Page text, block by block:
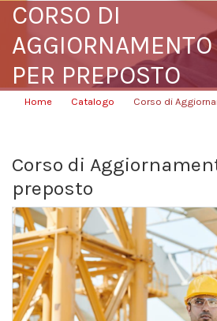
CORSO DI
AGGIORNAMENTO
PER PREPOSTO
Home Catalogo Corso di
Corso di
preposto